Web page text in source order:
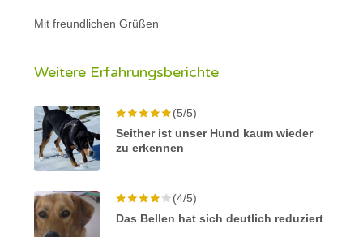
Mit freundlichen Grüßen
Weitere Erfahrungsberichte
(5/5)
Seither ist unser Hund kaum wieder
zu erkennen
(4/5)
Das Bellen hat sich deutlich reduziert